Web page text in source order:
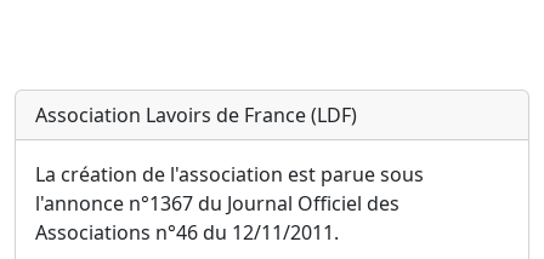
Association Lavoirs de France (LDF)
La création de l'association est parue sous
l'annonce n°1367 du Journal Officiel des
Associations n°46 du 12/11/2011.